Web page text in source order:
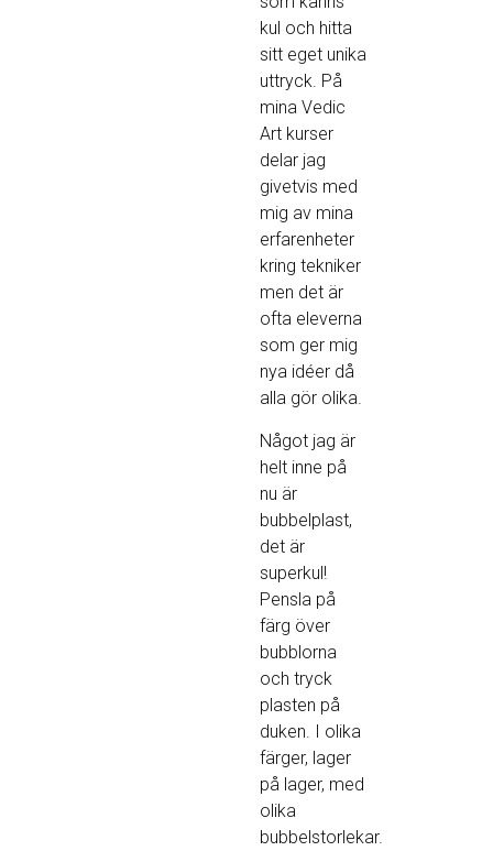
kul och hitta
sitt eget unika
uttryck. På
mina Vedic
Art kurser
delar jag
givetvis med
mig av mina
erfarenheter
kring tekniker
men det är
ofta eleverna
som ger mig
nya idéer då
alla gör olika.
Något jag är
helt inne på
nu är
bubbelplast,
det är
superkul!
Pensla på
färg över
bubblorna
och tryck
plasten på
duken. I olika
färger, lager
på lager, med
olika
bubbelstorlekar.